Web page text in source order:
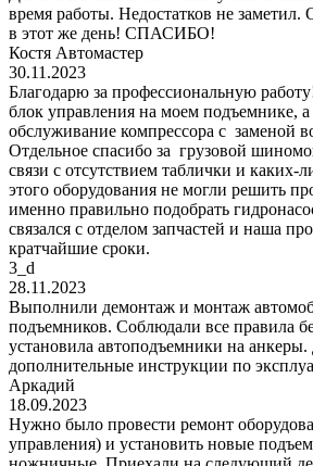
время работы. Недостатков не
в этот же день! СПАСИБО!
Костя Автомастер
30.11.2023
Благодарю за профессиональную
блок управления на моем подъемнике,
обслуживание компрессора с заменой
Отдельное спасибо за грузовой
связи с отсутствием таблички и каких-
этого оборудования не могли решить
именно правильно подобрать
связался с отделом запчастей и наша
кратчайшие сроки.
3_d
28.11.2023
Выполнили демонтаж и монтаж
подъемников. Соблюдали все правила
установила автоподъемники на анкеры.
дополнительные инструкции по
Аркадий
18.09.2023
Нужно было провести ремонт
управления) и установить новые